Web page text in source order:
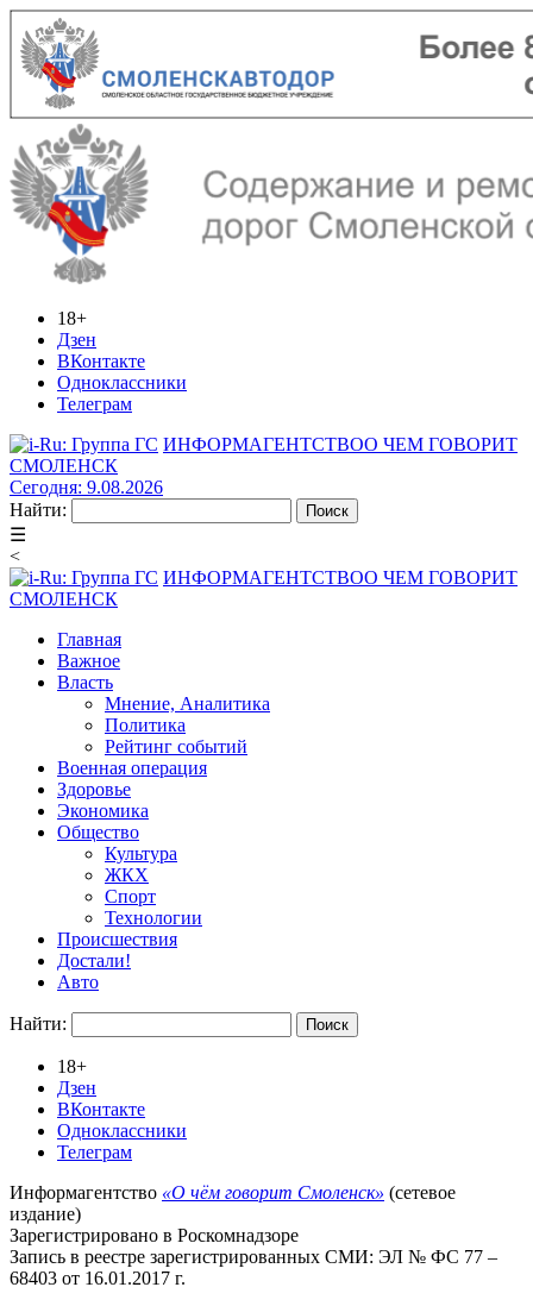
18+
Дзен
ВКонтакте
Одноклассники
Телеграм
ИНФОРМАГЕНТСТВОО ЧЕМ ГОВОРИТ
СМОЛЕНСК
Сегодня: 9.08.2026
Найти:
☰
<
ИНФОРМАГЕНТСТВОО ЧЕМ ГОВОРИТ
СМОЛЕНСК
Главная
Важное
Власть
Мнение, Аналитика
Политика
Рейтинг событий
Военная операция
Здоровье
Экономика
Общество
Культура
ЖКХ
Спорт
Технологии
Происшествия
Достали!
Авто
Найти:
18+
Дзен
ВКонтакте
Одноклассники
Телеграм
Информагентство «О чём говорит Смоленск» (сетевое
издание)
Зарегистрировано в Роскомнадзоре
Запись в реестре зарегистрированных СМИ: ЭЛ № ФС 77 –
68403 от 16.01.2017 г.